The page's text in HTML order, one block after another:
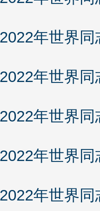
年世界
年世界
年世界
年世界
年世界